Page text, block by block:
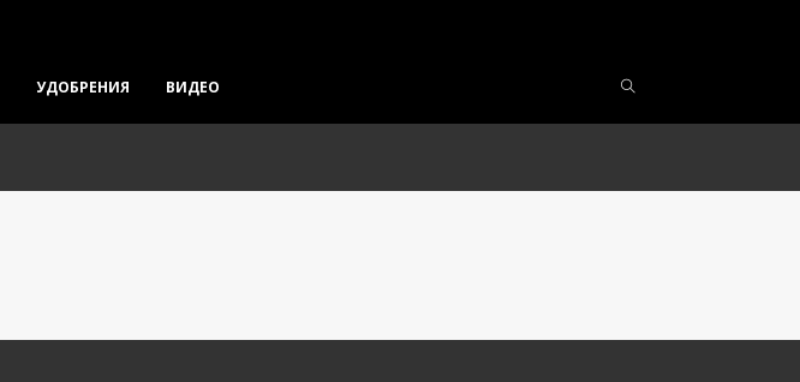
УДОБРЕНИЯ ВИДЕО